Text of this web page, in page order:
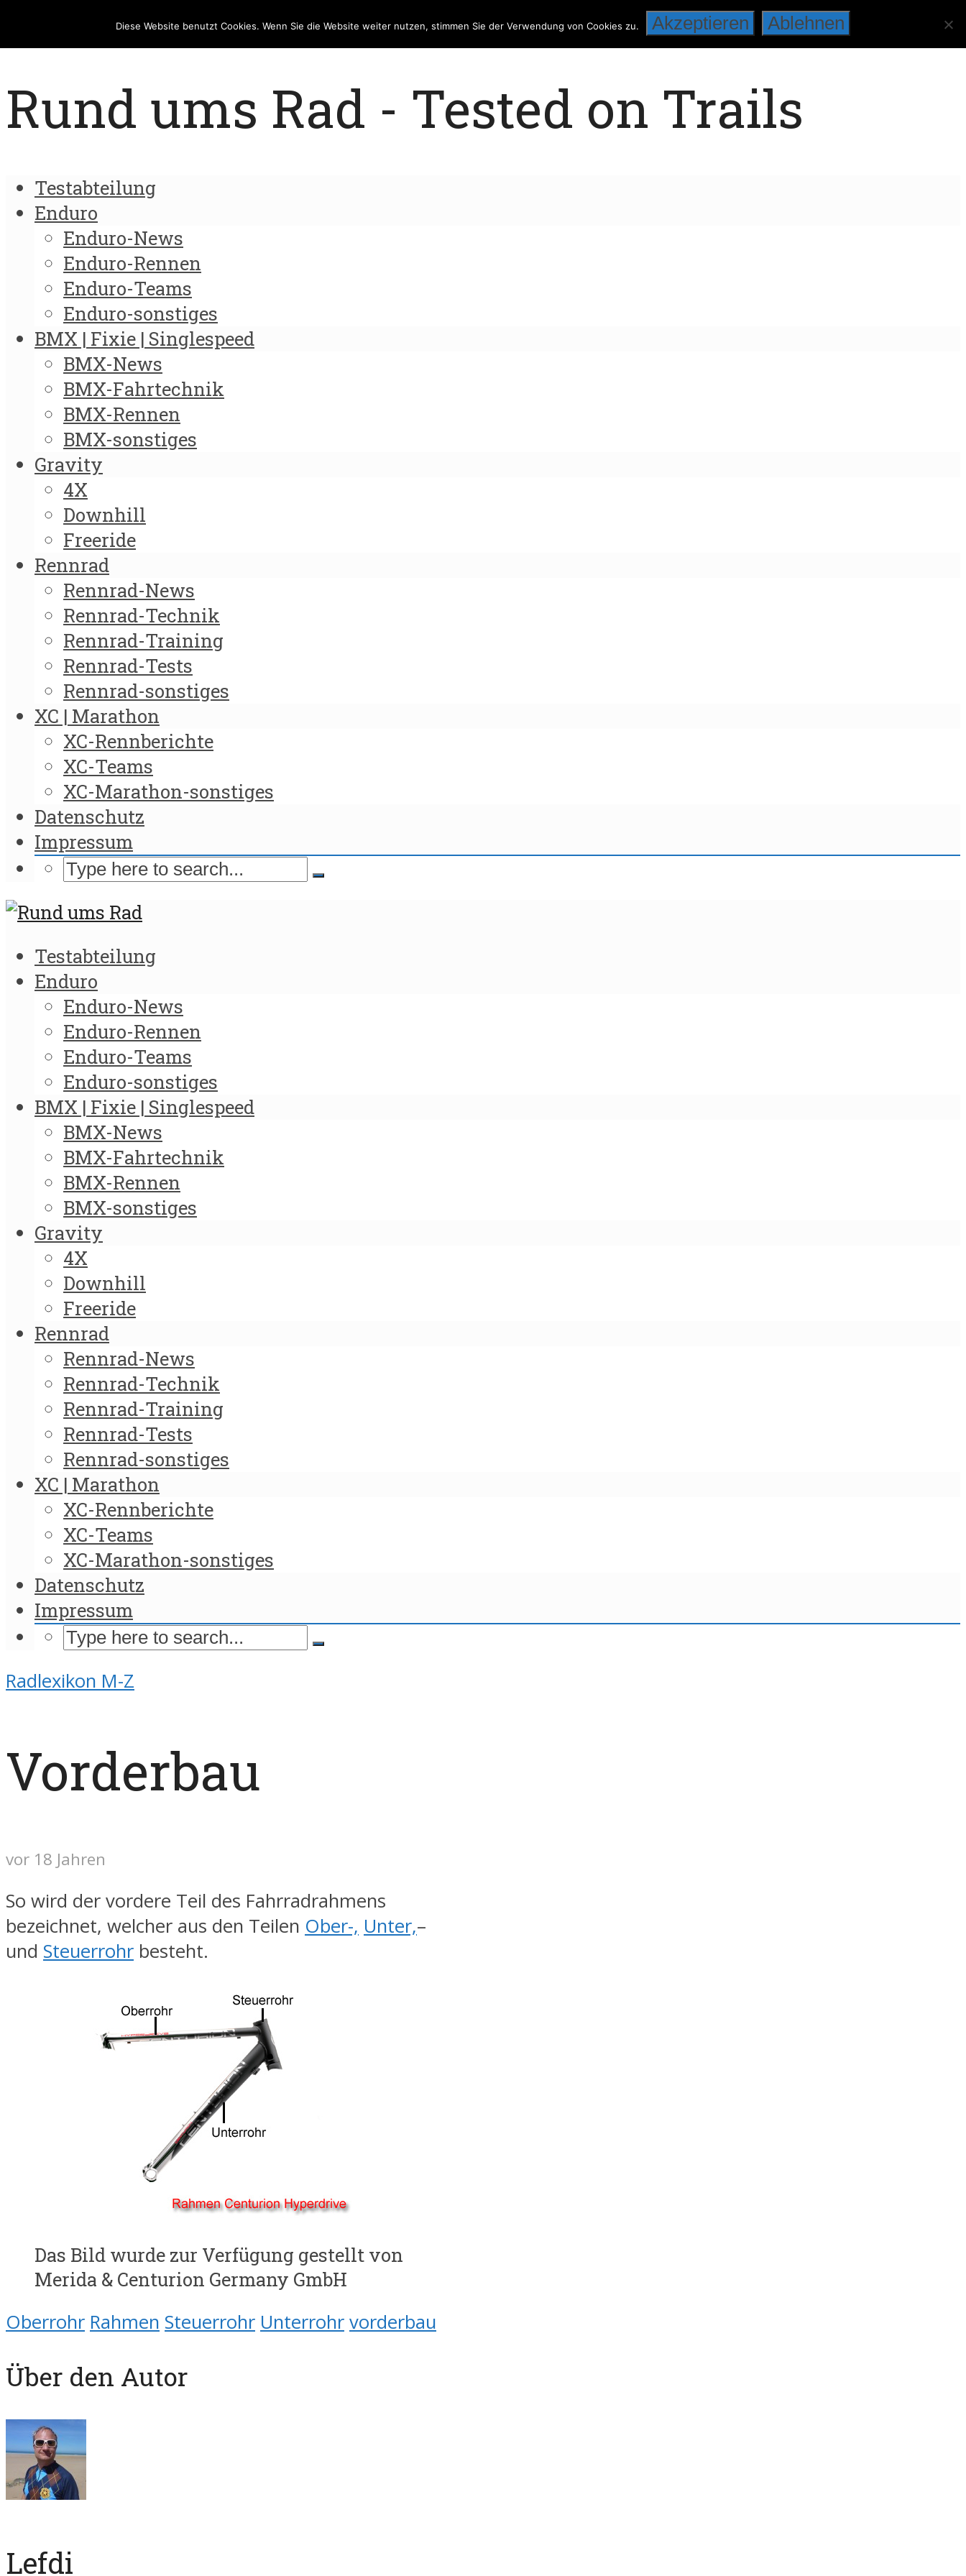
Rund ums Rad - Tested on Trails
Testabteilung
Enduro
Enduro-News
Enduro-Rennen
Enduro-Teams
Enduro-sonstiges
BMX | Fixie | Singlespeed
BMX-News
BMX-Fahrtechnik
BMX-Rennen
BMX-sonstiges
Gravity
4X
Downhill
Freeride
Rennrad
Rennrad-News
Rennrad-Technik
Rennrad-Training
Rennrad-Tests
Rennrad-sonstiges
XC | Marathon
XC-Rennberichte
XC-Teams
XC-Marathon-sonstiges
Datenschutz
Impressum
Testabteilung
Enduro
Enduro-News
Enduro-Rennen
Enduro-Teams
Enduro-sonstiges
BMX | Fixie | Singlespeed
BMX-News
BMX-Fahrtechnik
BMX-Rennen
BMX-sonstiges
Gravity
4X
Downhill
Freeride
Rennrad
Rennrad-News
Rennrad-Technik
Rennrad-Training
Rennrad-Tests
Rennrad-sonstiges
XC | Marathon
XC-Rennberichte
XC-Teams
XC-Marathon-sonstiges
Datenschutz
Impressum
Radlexikon M-Z
Vorderbau
vor 18 Jahren
So wird der vordere Teil des Fahrradrahmens
bezeichnet, welcher aus den Teilen Ober-, Unter,–
und Steuerrohr besteht.
Das Bild wurde zur Verfügung gestellt von
Merida & Centurion Germany GmbH
Oberrohr Rahmen Steuerrohr Unterrohr vorderbau
Über den Autor
Lefdi
Diese Website benutzt Cookies. Wenn Sie die Website weiter nutzen, stimmen Sie der Verwendung von Cookies zu. Akzeptieren Ablehnen